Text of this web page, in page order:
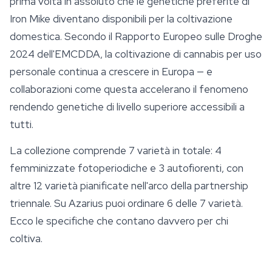
Iron Mike diventano disponibili per la coltivazione
domestica. Secondo il Rapporto Europeo sulle Droghe
2024 dell'EMCDDA, la coltivazione di cannabis per uso
personale continua a crescere in Europa — e
collaborazioni come questa accelerano il fenomeno
rendendo genetiche di livello superiore accessibili a
tutti.
La collezione comprende 7 varietà in totale: 4
femminizzate fotoperiodiche e 3 autofiorenti, con
altre 12 varietà pianificate nell'arco della partnership
triennale. Su Azarius puoi ordinare 6 delle 7 varietà.
Ecco le specifiche che contano davvero per chi
coltiva.